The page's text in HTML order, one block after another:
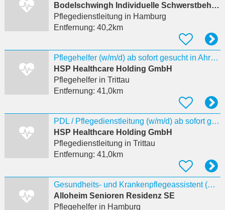
Bodelschwingh Individuelle Schwerstbehindertenbetreuung (ISB)
Pflegedienstleitung in Hamburg
Entfernung: 40,2km
Pflegehelfer (w/m/d) ab sofort gesucht in Ahrensburg
HSP Healthcare Holding GmbH
Pflegehelferin Trittau
Entfernung: 41,0km
PDL / Pflegedienstleitung (w/m/d) ab sofort gesucht in Ahrensburg
HSP Healthcare Holding GmbH
Pflegedienstleitung in Trittau
Entfernung: 41,0km
Gesundheits- und Krankenpflegeassistent (m/w/d) - mobiler Pflegedienst
Alloheim Senioren Residenz SE
Pflegehelferin Hamburg